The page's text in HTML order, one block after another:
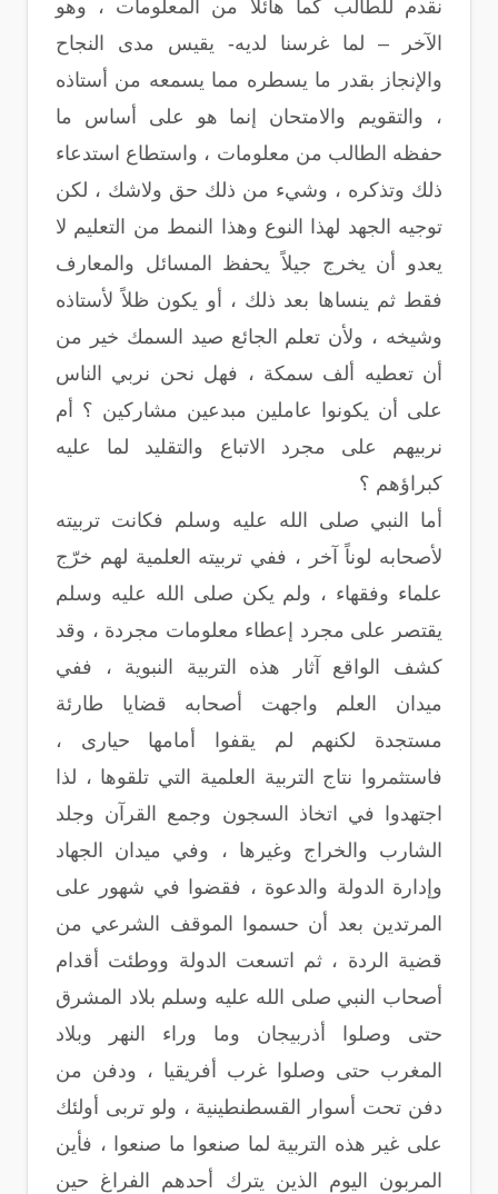
نقدم للطالب كماً هائلاً من المعلومات ، وهو
الآخر – لما غرسنا لديه- يقيس مدى النجاح
والإنجاز بقدر ما يسطره مما يسمعه من أستاذه
، والتقويم والامتحان إنما هو على أساس ما
حفظه الطالب من معلومات ، واستطاع استدعاء
ذلك وتذكره ، وشيء من ذلك حق ولاشك ، لكن
توجيه الجهد لهذا النوع وهذا النمط من التعليم لا
يعدو أن يخرج جيلاً يحفظ المسائل والمعارف
فقط ثم ينساها بعد ذلك ، أو يكون ظلاً لأستاذه
وشيخه ، ولأن تعلم الجائع صيد السمك خير من
أن تعطيه ألف سمكة ، فهل نحن نربي الناس
على أن يكونوا عاملين مبدعين مشاركين ؟ أم
نربيهم على مجرد الاتباع والتقليد لما عليه
كبراؤهم ؟
أما النبي صلى الله عليه وسلم فكانت تربيته
لأصحابه لوناً آخر ، ففي تربيته العلمية لهم خرّج
علماء وفقهاء ، ولم يكن صلى الله عليه وسلم
يقتصر على مجرد إعطاء معلومات مجردة ، وقد
كشف الواقع آثار هذه التربية النبوية ، ففي
ميدان العلم واجهت أصحابه قضايا طارئة
مستجدة لكنهم لم يقفوا أمامها حيارى ،
فاستثمروا نتاج التربية العلمية التي تلقوها ، لذا
اجتهدوا في اتخاذ السجون وجمع القرآن وجلد
الشارب والخراج وغيرها ، وفي ميدان الجهاد
وإدارة الدولة والدعوة ، فقضوا في شهور على
المرتدين بعد أن حسموا الموقف الشرعي من
قضية الردة ، ثم اتسعت الدولة ووطئت أقدام
أصحاب النبي صلى الله عليه وسلم بلاد المشرق
حتى وصلوا أذربيجان وما وراء النهر وبلاد
المغرب حتى وصلوا غرب أفريقيا ، ودفن من
دفن تحت أسوار القسطنطينية ، ولو تربى أولئك
على غير هذه التربية لما صنعوا ما صنعوا ، فأين
المربون اليوم الذين يترك أحدهم الفراغ حين